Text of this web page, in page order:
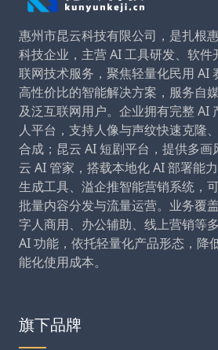
惠州市昆云科技有限公司，是扎根
科技企业，主营 AI 工具研发、软件
联网技术服务，聚焦轻量化民用 AI
高性价比的智能解决方案，服务自
及泛互联网用户。企业拥有完整 AI
人平台，支持人像与声纹快速克隆
合成；昆云 AI 短剧平台，提供多画
云 AI 管家，搭载本地化 AI 部署能
生成工具、溢企推智能营销系统，
批量内容分发与流量运营。业务覆
字人商用、办公辅助、线上营销等
AI 功能，依托轻量化产品形态，降
能化使用成本。
旗下品牌